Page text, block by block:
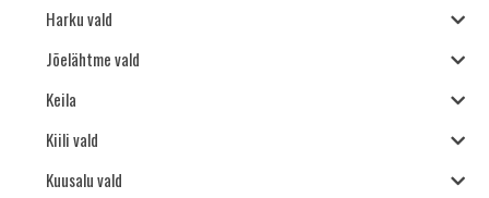
Harku vald
Jõelähtme vald
Keila
Kiili vald
Kuusalu vald